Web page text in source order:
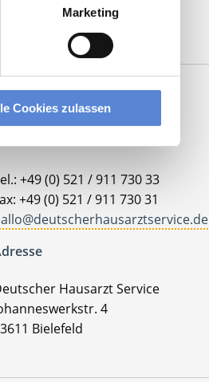
Marketing
Cookies zulassen
+49 (0) 521 / 911 730 33
+49 (0) 521 / 911 730 31
Hausarzt Service
4
Bielefeld